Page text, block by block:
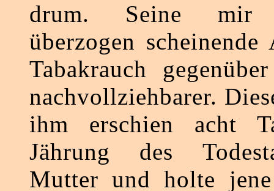
drum. Seine mir
überzogen scheinende
Tabakrauch
nachvollziehbarer.
ihm erschien acht
Jährung des
Mutter und holte